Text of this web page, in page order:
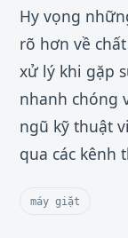
Hy vọng
rõ hơn về
xử lý khi gặp
nhanh chóng
ngũ kỹ thuật
qua các kênh
máy giặt